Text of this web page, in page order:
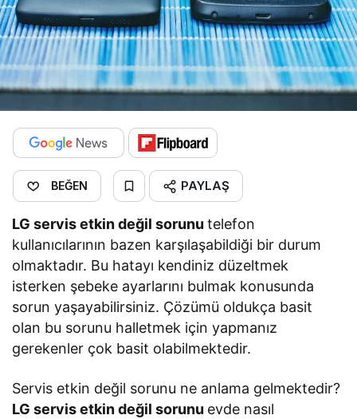
BEĞEN PAYLAŞ
LG servis etkin değil sorunutelefon
kullanıcılarının bazen karşılaşabildiği bir durum
olmaktadır. Bu hatayı kendiniz düzeltmek
isterken şebeke ayarlarını bulmak konusunda
sorun yaşayabilirsiniz. Çözümü oldukça basit
olan bu sorunu halletmek için yapmanız
gerekenler çok basit olabilmektedir.
Servis etkin değil sorunu ne anlama gelmektedir?
LG servis etkin değil sorunu evde nasıl